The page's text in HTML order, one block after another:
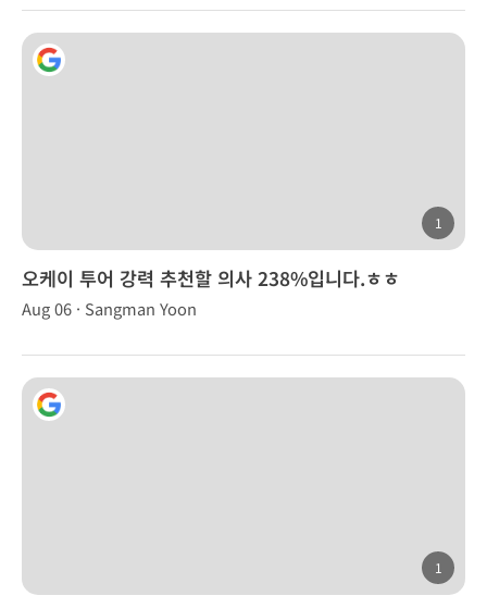
1
오케이 투어 강력 추천할 의사 238%입니다.ㅎㅎ
Aug 06 · Sangman Yoon
1